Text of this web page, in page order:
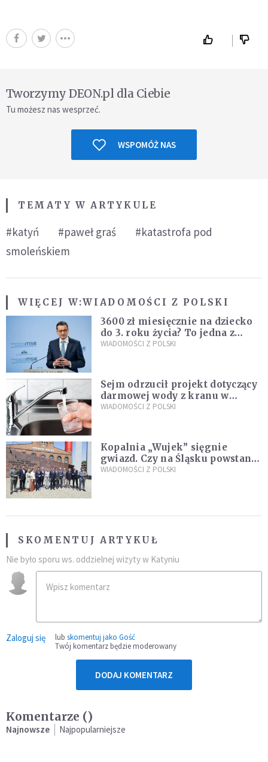
Tworzymy DEON.pl dla Ciebie
Tu możesz nas wesprzeć.
WSPOMÓŻ NAS
TEMATY W ARTYKULE
#katyń #paweł graś
#katastrofa pod
smoleńskiem
WIĘCEJ W:WIADOMOŚCI Z POLSKI
3600 zł miesięcznie na dziecko
do 3. roku życia? To jedna z
propozycji programu "Rozwój
WIADOMOŚCI Z POLSKI
Sejm odrzucił projekt dotyczący
darmowej wody z kranu w
restauracjach
WIADOMOŚCI Z POLSKI
Kopalnia „Wujek” sięgnie
gwiazd. Czy na Śląsku powstanie
„Dolina Krzemowa”?
WIADOMOŚCI Z POLSKI
SKOMENTUJ ARTYKUŁ
Nie było sporu ws. oddzielnej wizyty w Katyniu
Zaloguj się lub skomentuj jako Gość
Twój komentarz będzie moderowany
DODAJ KOMENTARZ
Komentarze ()
Najnowsze Najpopularniejsze